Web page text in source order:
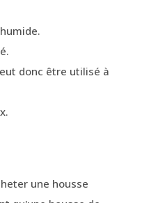
donc être utilisé à
une housse